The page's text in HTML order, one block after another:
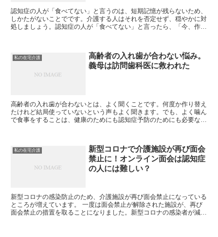
認知症の人が「食べてない」と言うのは、短期記憶が残らないため、
しかたがないことでです。介護する人はそれを否定せず、穏やかに対
処しましょう。認知症の人が「食べてない」と言ったら、「今、作っ
私の在宅介護
高齢者の入れ歯が合わない悩み。
義母は訪問歯科医に救われた
高齢者の入れ歯が合わないとは、よく聞くことです。何度か作り替え
たけれど結局使っていないという声もよく聞きます。でも、よく噛ん
で食事をすることは、健康のためにも認知症予防のためにも必要なこ
私の在宅介護
新型コロナで介護施設が再び面会
禁止に！オンライン面会は認知症
の人には難しい？
新型コロナの感染防止のため、介護施設が再び面会禁止になっている
ところが増えています。 一度は面会禁止が解除された施設が、再び
面会禁止の措置を取ることになりました。新型コロナの感染者が減ら